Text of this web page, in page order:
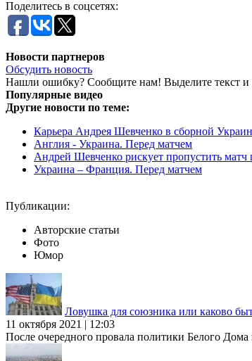
Поделитесь в соцсетях:
Новости партнеров
Обсудить новость
Нашли ошибку? Сообщите нам! Выделите текст и
Популярные видео
Другие новости по теме:
Карьера Андрея Шевченко в сборной
Англия - Украина. Перед матчем
Андрей Шевченко рискует пропустить
Украина – Франция. Перед матчем
Публикации:
Авторские статьи
Фото
Юмор
Ловушка для союзника или каково
11 октября 2021 | 12:03
После очередного провала политики Белого